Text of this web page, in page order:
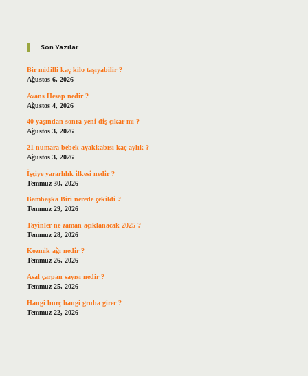
Son Yazılar
Bir midilli kaç kilo taşıyabilir ?
Ağustos 6, 2026
Avans Hesap nedir ?
Ağustos 4, 2026
40 yaşından sonra yeni diş çıkar mı ?
Ağustos 3, 2026
21 numara bebek ayakkabısı kaç aylık ?
Ağustos 3, 2026
İşçiye yararlılık ilkesi nedir ?
Temmuz 30, 2026
Bambaşka Biri nerede çekildi ?
Temmuz 29, 2026
Tayinler ne zaman açıklanacak 2025 ?
Temmuz 28, 2026
Kozmik ağı nedir ?
Temmuz 26, 2026
Asal çarpan sayısı nedir ?
Temmuz 25, 2026
Hangi burç hangi gruba girer ?
Temmuz 22, 2026